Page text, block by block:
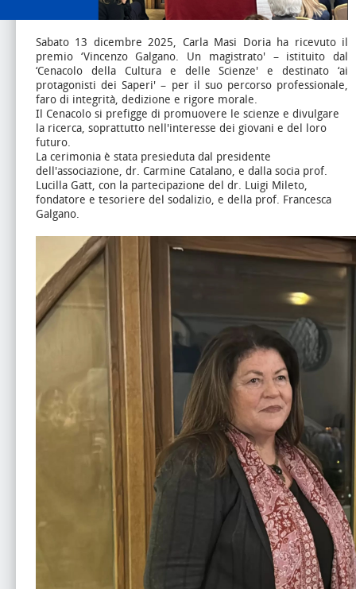
Sabato 13 dicembre 2025, Carla Masi Doria ha ricevuto il
premio ‘Vincenzo Galgano. Un magistrato' – istituito dal
‘Cenacolo della Cultura e delle Scienze' e destinato ‘ai
protagonisti dei Saperi' – per il suo percorso professionale,
faro di integrità, dedizione e rigore morale.
Il Cenacolo si prefigge di promuovere le scienze e divulgare
la ricerca, soprattutto nell'interesse dei giovani e del loro
futuro.
La cerimonia è stata presieduta dal presidente
dell'associazione, dr. Carmine Catalano, e dalla socia prof.
Lucilla Gatt, con la partecipazione del dr. Luigi Mileto,
fondatore e tesoriere del sodalizio, e della prof. Francesca
Galgano.